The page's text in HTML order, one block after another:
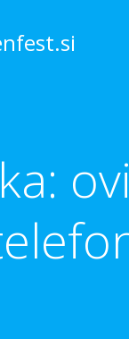
to
content